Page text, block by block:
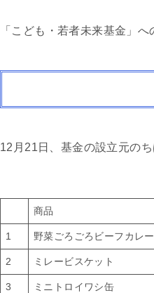
「こども・若者未来基金」
12月21日、基金の設立元の
商品
1 野菜ごろごろビーフカレ
2 ミレービスケット
3 ミニトロイワシ缶